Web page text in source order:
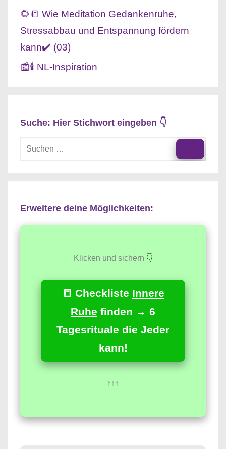
🌻📒 Wie Meditation Gedankenruhe,
Stressabbau und Entspannung fördern
kann✔️ (03)
📰🕯️ NL-Inspiration
Suche: Hier Stichwort eingeben 👇
Suchen
Erweitere deine Möglichkeiten:
Klicken und sichern 👇
📒 Checkliste Innere
Ruhe finden → 6
Tagesrituale die Jeder
kann!
↑↑↑